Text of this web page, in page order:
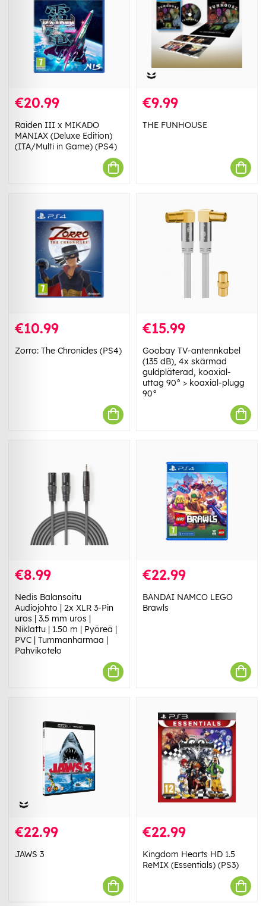
€20.99
Raiden III x MIKADO
MANIAX (Deluxe Edition)
(ITA/Multi in Game) (PS4)
€9.99
THE FUNHOUSE
€10.99
Zorro: The Chronicles (PS4)
€15.99
Goobay TV-antennkabel
(135 dB), 4x skärmad
guldpläterad, koaxial-
uttag 90° > koaxial-plugg
90°
€8.99
Nedis Balansoitu
Audiojohto | 2x XLR 3-Pin
uros | 3.5 mm uros |
Niklattu | 1.50 m | Pyöreä |
PVC | Tummanharmaa |
Pahvikotelo
€22.99
BANDAI NAMCO LEGO
Brawls
€22.99
JAWS 3
€22.99
Kingdom Hearts HD 1.5
ReMIX (Essentials) (PS3)